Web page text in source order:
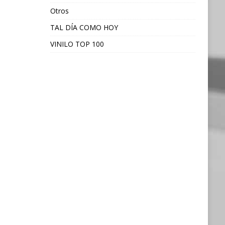
Otros
TAL DÍA COMO HOY
VINILO TOP 100